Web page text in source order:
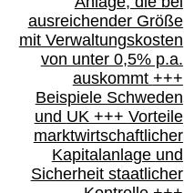
ausreichender Größe
mit Verwaltungskosten
von unter 0,5% p.a.
auskommt +++
Beispiele Schweden
und UK +++ Vorteile
marktwirtschaftlicher
Kapitalanlage und
Sicherheit staatlicher